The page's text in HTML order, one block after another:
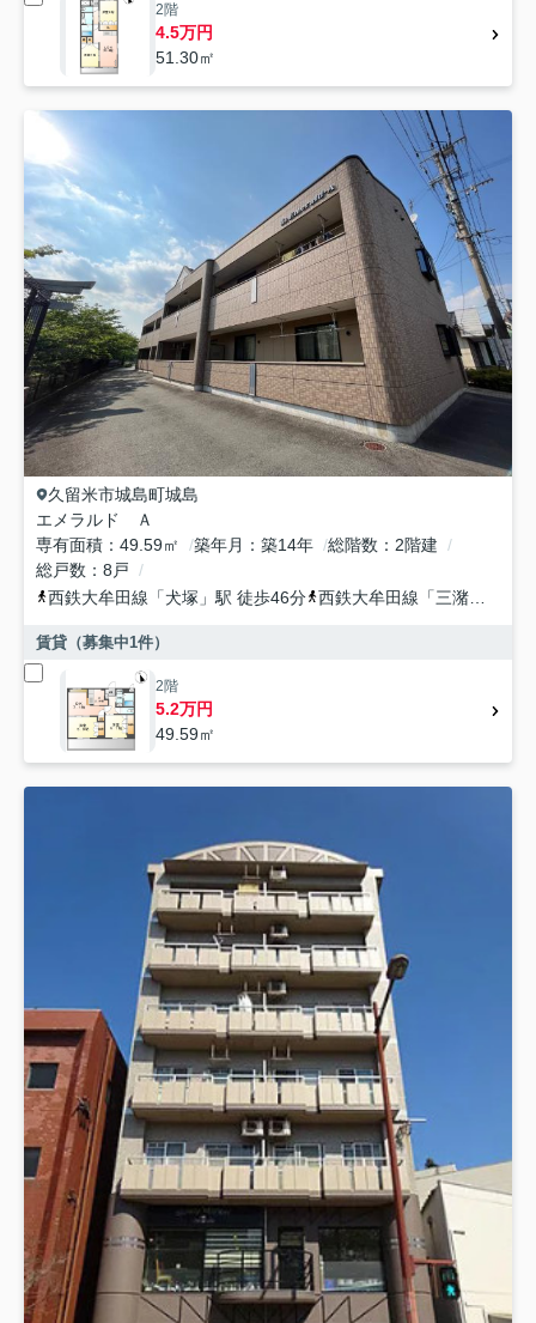
2階
4.5万円
51.30㎡
久留米市城島町城島
エメラルド Ａ
専有面積
49.59㎡ 築年月 築14年 総階数
2階建
総戸数
8戸
西鉄大牟田線 「犬塚 」駅 徒歩46分 西鉄大牟田線 「三潴
賃貸（募集中1件）
2階
5.2万円
49.59㎡